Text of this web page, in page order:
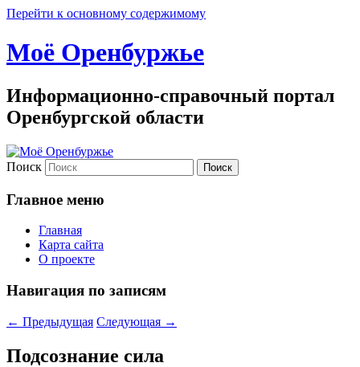
Перейти к основному содержимому
Моё Оренбуржье
Информационно-справочный портал
Оренбургской области
Поиск
Главное меню
Главная
Карта сайта
О проекте
Навигация по записям
← Предыдущая Следующая →
Подсознание сила